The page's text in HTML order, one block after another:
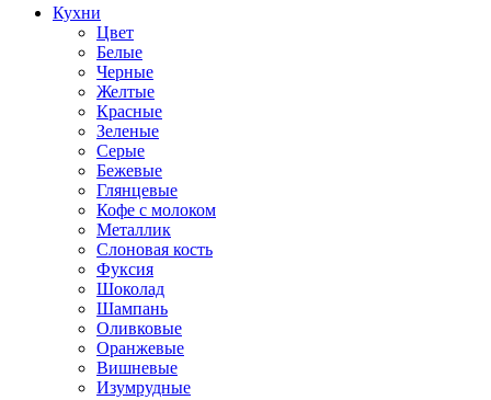
Кухни
Цвет
Белые
Черные
Желтые
Красные
Зеленые
Серые
Бежевые
Глянцевые
Кофе с молоком
Металлик
Слоновая кость
Фуксия
Шоколад
Шампань
Оливковые
Оранжевые
Вишневые
Изумрудные